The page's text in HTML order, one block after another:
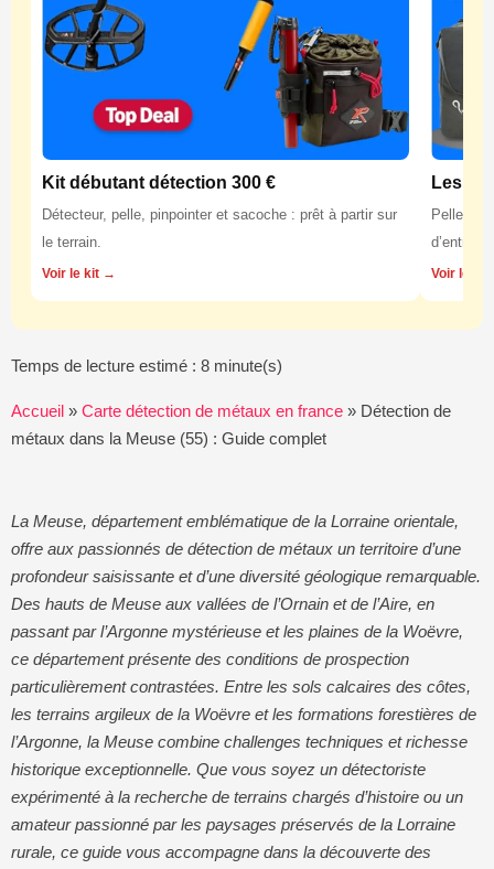
Kit débutant détection 300 €
Détecteur, pelle, pinpointer et sacoche : prêt à partir sur
le terrain.
Voir le kit →
Les
Pelles,
Voir les
Temps de lecture estimé : 8 minute(s)
Accueil » Carte détection de métaux en france » Détection de
métaux dans la Meuse (55) : Guide complet
La Meuse, département emblématique de la Lorraine orientale,
offre aux passionnés de détection de métaux un territoire d’une
profondeur saisissante et d’une diversité géologique remarquable.
Des hauts de Meuse aux vallées de l’Ornain et de l’Aire, en
passant par l’Argonne mystérieuse et les plaines de la Woëvre,
ce département présente des conditions de prospection
particulièrement contrastées. Entre les sols calcaires des côtes,
les terrains argileux de la Woëvre et les formations forestières de
l’Argonne, la Meuse combine challenges techniques et richesse
historique exceptionnelle. Que vous soyez un détectoriste
expérimenté à la recherche de terrains chargés d’histoire ou un
amateur passionné par les paysages préservés de la Lorraine
rurale, ce guide vous accompagne dans la découverte des